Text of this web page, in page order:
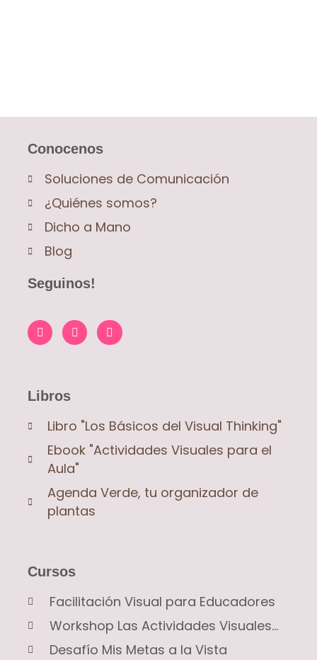
Conocenos
Soluciones de Comunicación
¿Quiénes somos?
Dicho a Mano
Blog
Seguinos!
Libros
Libro "Los Básicos del Visual Thinking"
Ebook "Actividades Visuales para el
Aula"
Agenda Verde, tu organizador de
plantas
Cursos
Facilitación Visual para Educadores
Workshop Las Actividades Visuales...
Desafío Mis Metas a la Vista